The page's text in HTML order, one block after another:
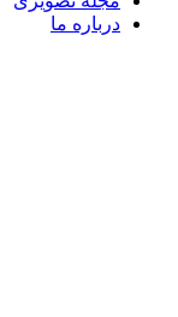
درباره ما